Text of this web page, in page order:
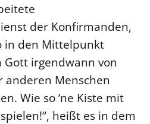
der Konfirmanden,
in den Mittelpunkt
Gott irgendwann von
anderen Menschen
Wie so ’ne Kiste mit
heißt es in dem